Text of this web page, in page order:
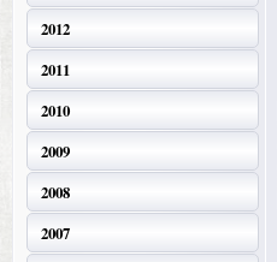
2012
2011
2010
2009
2008
2007